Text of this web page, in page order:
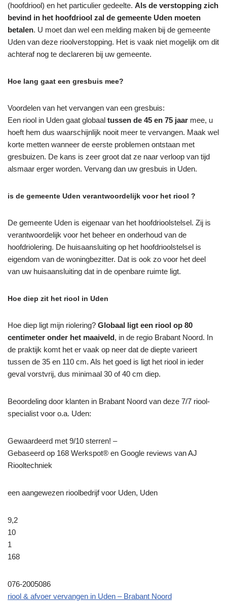
(hoofdriool) en het particulier gedeelte. Als de verstopping zich
bevind in het hoofdriool zal de gemeente Uden moeten
betalen. U moet dan wel een melding maken bij de gemeente
Uden van deze rioolverstopping. Het is vaak niet mogelijk om dit
achteraf nog te declareren bij uw gemeente.
Hoe lang gaat een gresbuis mee?
Voordelen van het vervangen van een gresbuis:
Een riool in Uden gaat globaal tussen de 45 en 75 jaar mee, u
hoeft hem dus waarschijnlijk nooit meer te vervangen. Maak wel
korte metten wanneer de eerste problemen ontstaan met
gresbuizen. De kans is zeer groot dat ze naar verloop van tijd
alsmaar erger worden. Vervang dan uw gresbuis in Uden.
is de gemeente Uden verantwoordelijk voor het riool ?
De gemeente Uden is eigenaar van het hoofdrioolstelsel. Zij is
verantwoordelijk voor het beheer en onderhoud van de
hoofdriolering. De huisaansluiting op het hoofdrioolstelsel is
eigendom van de woningbezitter. Dat is ook zo voor het deel
van uw huisaansluiting dat in de openbare ruimte ligt.
Hoe diep zit het riool in Uden
Hoe diep ligt mijn riolering? Globaal ligt een riool op 80
centimeter onder het maaiveld, in de regio Brabant Noord. In
de praktijk komt het er vaak op neer dat de diepte varieert
tussen de 35 en 110 cm. Als het goed is ligt het riool in ieder
geval vorstvrij, dus minimaal 30 of 40 cm diep.
Beoordeling door klanten in Brabant Noord van deze 7/7 riool-
specialist voor o.a. Uden:
Gewaardeerd met 9/10 sterren! –
Gebaseerd op 168 Werkspot® en Google reviews van AJ
Riooltechniek
een aangewezen rioolbedrijf voor Uden, Uden
9,2
10
1
168
076-2005086
riool & afvoer vervangen in Uden – Brabant Noord